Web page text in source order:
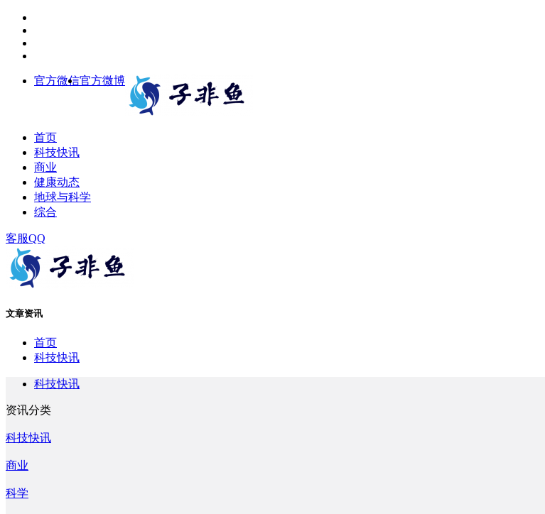
官方微信官方微博
首页
科技快讯
商业
健康动态
地球与科学
综合
客服QQ
文章资讯
首页
科技快讯
科技快讯
资讯分类
科技快讯
商业
科学